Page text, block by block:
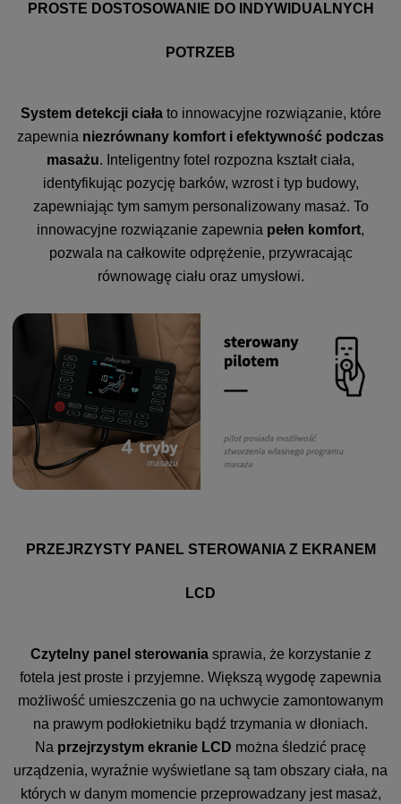
PROSTE DOSTOSOWANIE DO INDYWIDUALNYCH
POTRZEB
System detekcji ciałato innowacyjne rozwiązanie, które
zapewnia niezrównany komfort i efektywność podczas
masażu. Inteligentny fotel rozpozna kształt ciała,
identyfikując pozycję barków, wzrost i typ budowy,
zapewniając tym samym personalizowany masaż. To
innowacyjne rozwiązanie zapewnia pełen komfort,
pozwala na całkowite odprężenie, przywracając
równowagę ciału oraz umysłowi.
PRZEJRZYSTY PANEL STEROWANIA Z EKRANEM
LCD
Czytelny panel sterowaniasprawia, że korzystanie z
fotela jest proste i przyjemne. Większą wygodę zapewnia
możliwość umieszczenia go na uchwycie zamontowanym
na prawym podłokietniku bądź trzymania w dłoniach.
Na przejrzystym ekranie LCD można śledzić pracę
urządzenia, wyraźnie wyświetlane są tam obszary ciała, na
których w danym momencie przeprowadzany jest masaż,